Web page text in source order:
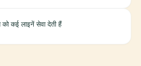
को कई लाइनें सेवा देती हैं